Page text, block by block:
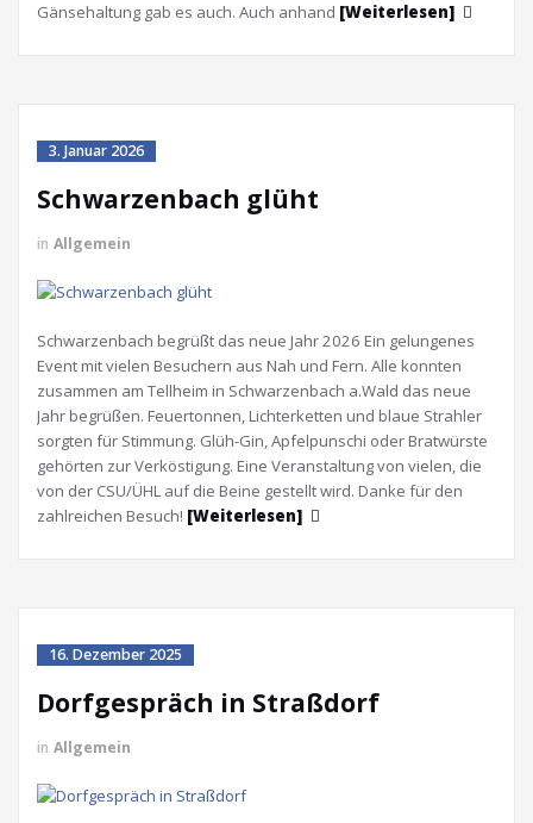
Gänsehaltung gab es auch. Auch anhand [Weiterlesen]
3. Januar 2026
Schwarzenbach glüht
in Allgemein
Schwarzenbach begrüßt das neue Jahr 2026 Ein gelungenes
Event mit vielen Besuchern aus Nah und Fern. Alle konnten
zusammen am Tellheim in Schwarzenbach a.Wald das neue
Jahr begrüßen. Feuertonnen, Lichterketten und blaue Strahler
sorgten für Stimmung. Glüh-Gin, Apfelpunschi oder Bratwürste
gehörten zur Verköstigung. Eine Veranstaltung von vielen, die
von der CSU/ÜHL auf die Beine gestellt wird. Danke für den
zahlreichen Besuch! [Weiterlesen]
16. Dezember 2025
Dorfgespräch in Straßdorf
in Allgemein